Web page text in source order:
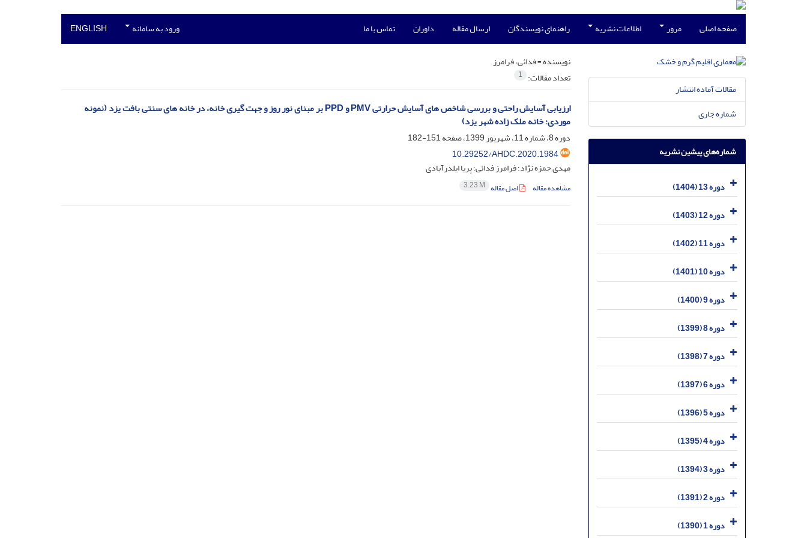
صفحه اصلی مرور اطلاعات نشریه راهنمای نویسندگان ارسال مقاله داوران تماس با ما ورود به سامانه ENGLISH
نویسنده =فدائی، فرامرز
تعداد مقالات: 1
ارزیابی آسایش راحتی و بررسی شاخص‏ های آسایش حرارتی PMV و PPD بر مبنای نور روز و جهت‏ گیری خانه، در خانه‏ های سنتی بافت یزد (نمونه
موردی: خانه ملک ‏زاده شهر یزد)
دوره 8، شماره 11، شهریور 1399، صفحه
151-182
10.29252/AHDC.2020.1984
مهدی حمزه نژاد؛ فرامرز فدائی؛ پریا ایلدرآبادی
مشاهده مقاله اصل مقاله 3.23 M
مقالات آماده انتشار
شماره جاری
شماره‌های پیشین نشریه
دوره 13 (1404)
دوره 12 (1403)
دوره 11 (1402)
دوره 10 (1401)
دوره 9 (1400)
دوره 8 (1399)
دوره 7 (1398)
دوره 6 (1397)
دوره 5 (1396)
دوره 4 (1395)
دوره 3 (1394)
دوره 2 (1391)
دوره 1 (1390)